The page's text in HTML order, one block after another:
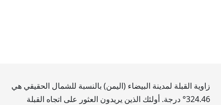
زاوية القبلة لمدينة البيضاء (اليمن) بالنسبة للشمال الحقيقي هي
324.46° درجة. أولئك الذين يريدون العثور على اتجاه القبلة